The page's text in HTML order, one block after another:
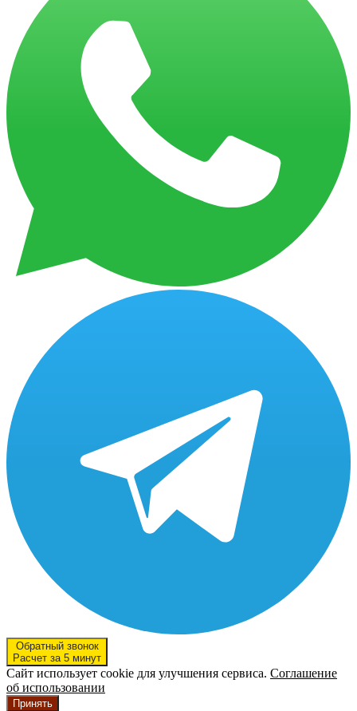
Обратный звонок
Расчет за 5 минут
Сайт использует cookie для улучшения сервиса. Соглашение
об использовании
Принять